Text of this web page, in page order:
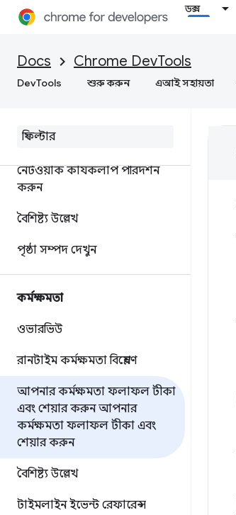
ডক্স
Docs Chrome DevTools
DevTools শুরু করুন এআই সহায়তা
জাভাস্ক্রিপ্ট ডিবাগিং রেফারেন্স
ডিবাগ সি/সি++ ওয়েব অ্যাসেম্বলি
ওভারভিউ
নেটওয়ার্ক কার্যকলাপ পরিদর্শন
করুন
বৈশিষ্ট্য উল্লেখ
পৃষ্ঠা সম্পদ দেখুন
কর্মক্ষমতা
ওভারভিউ
রানটাইম কর্মক্ষমতা বিশ্লেষণ
আপনার কর্মক্ষমতা ফলাফল টীকা
এবং শেয়ার করুনআপনার
কর্মক্ষমতা ফলাফল টীকা এবং
শেয়ার করুন
বৈশিষ্ট্য উল্লেখ
টাইমলাইন ইভেন্ট রেফারেন্স